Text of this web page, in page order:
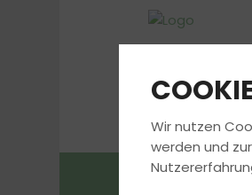
Wir nutzen
werden und